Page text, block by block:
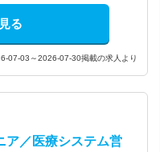
る
07-03～2026-07-30掲載の求人より
ア／医療システム営